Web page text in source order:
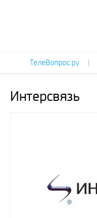
ТелеВопрос.ру |
Интерсвязь